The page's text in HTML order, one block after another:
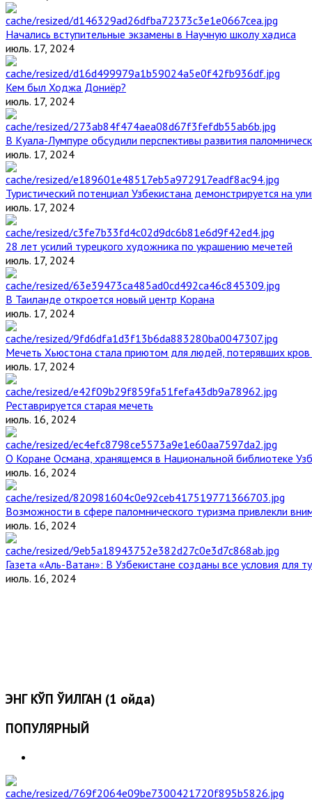
Начались вступительные экзамены в Научную школу хадиса
июль. 17, 2024
Кем был Ходжа Дониёр?
июль. 17, 2024
В Куала-Лумпуре обсудили перспективы развития
июль. 17, 2024
Туристический потенциал Узбекистана демонстрируется на
июль. 17, 2024
28 лет усилий турецкого художника по украшению мечетей
июль. 17, 2024
В Таиланде откроется новый центр Корана
июль. 17, 2024
Мечеть Хьюстона стала приютом для людей, потерявших кров
июль. 17, 2024
Реставрируется старая мечеть
июль. 16, 2024
О Коране Османа, хранящемся в Национальной библиотеке
июль. 16, 2024
Возможности в сфере паломнического туризма привлекли
июль. 16, 2024
Газета «Аль-Ватан»: В Узбекистане созданы все условия для
июль. 16, 2024
ЭНГ КЎП ЎҚИЛГАН (1 ойда)
ПОПУЛЯРНЫЙ